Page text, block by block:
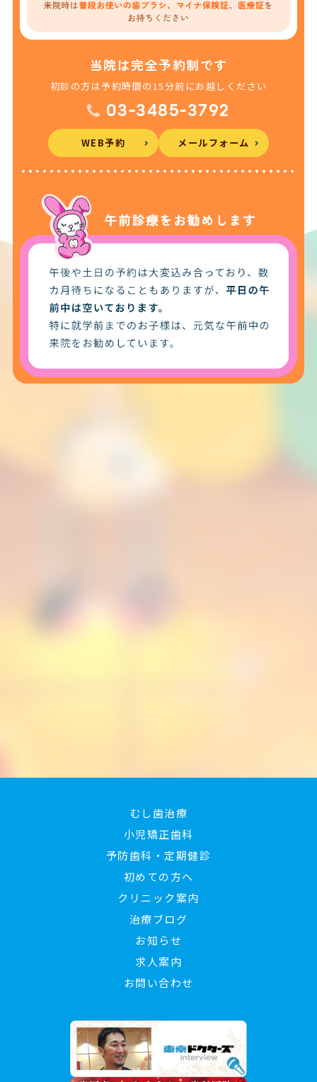
当院は完全予約制です
初診の方は予約時間の15分前にお越しください
03-3485-3792
WEB予約 メールフォーム
むし歯治療
小児矯正歯科
予防歯科・定期健診
初めての方へ
クリニック案内
治療ブログ
お知らせ
求人案内
お問い合わせ